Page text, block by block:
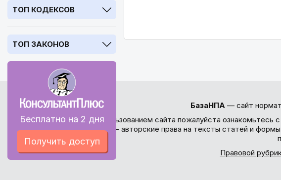
ТОП КОДЕКСОВ
ТОП ЗАКОНОВ
Бесплатно на 2 дня
Получить доступ
БазаНПА— сайт
Перед использованием сайта пожалуйста ознакомьтесь с
внимание - авторские права на тексты статей и
Правовой